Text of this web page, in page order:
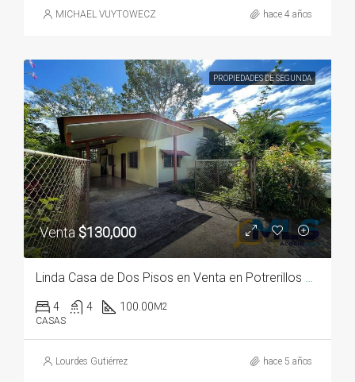
MICHAEL VUYTOWECZ hace 4 años
PROPIEDADES DE SEGUNDA
Venta$130,000
Linda Casa de Dos Pisos en Venta en Potrerillos Abajo
4 4 100.00M2
CASAS
Lourdes Gutiérrez hace 5 años